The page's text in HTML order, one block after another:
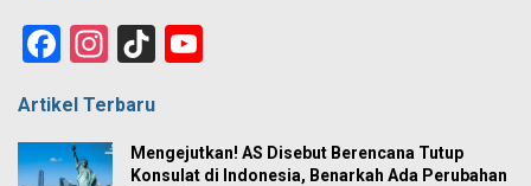
Facebook
Instagram
TikTok
Artikel Terbaru
Mengejutkan! AS Disebut Berencana Tutup
Konsulat di Indonesia, Benarkah Ada Perubahan